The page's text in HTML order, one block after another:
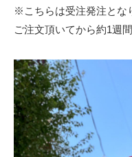
※こちらは受注発注とな
ご注文頂いてから約1週